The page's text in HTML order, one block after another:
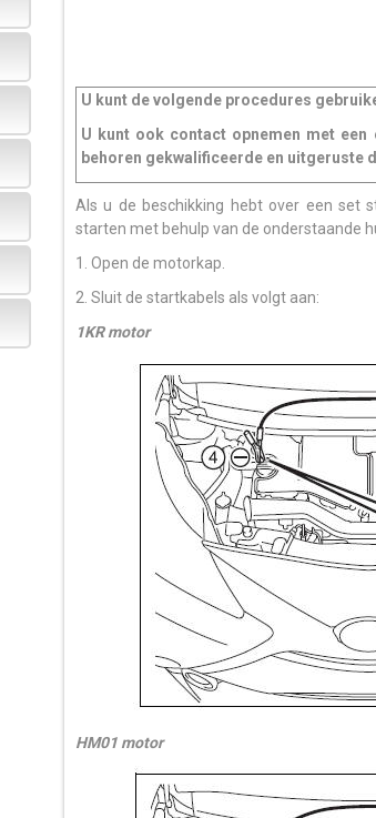
U kunt de volgende procedures
U kunt ook contact opnemen met
behoren gekwalificeerde en uitgeruste
Als u de beschikking hebt over een set
starten met behulp van de onderstaande
1. Open de motorkap.
2. Sluit de startkabels als volgt aan:
1KR motor
HM01 motor